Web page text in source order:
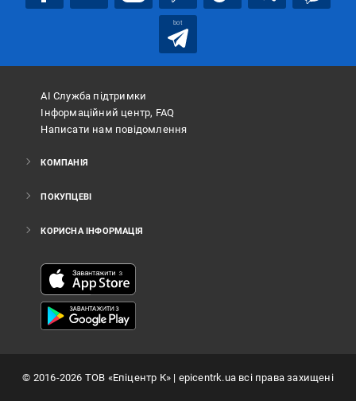
bot
АІ Служба підтримки
Інформаційний центр, FAQ
Написати нам повідомлення
КОМПАНІЯ
ПОКУПЦЕВІ
КОРИСНА ІНФОРМАЦІЯ
© 2016-2026 ТОВ «Епіцентр К»| epicentrk.ua всі права захищені